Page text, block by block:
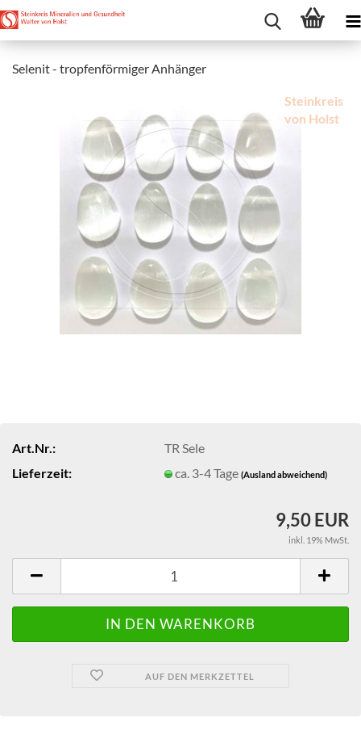
Selenit - tropfenförmiger Anhänger
Steinkreis
von Holst
Art.Nr.:
TR Sele
Lieferzeit:
ca. 3-4 Tage(Ausland abweichend)
9,50 EUR
inkl. 19% MwSt.
AUF DEN MERKZETTEL